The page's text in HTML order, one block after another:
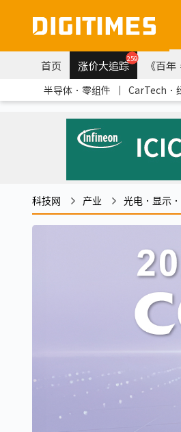
首页 涨价大追踪259 《百
半导体．零组件 ｜ CarTech．
科技网 产业 光电．显示